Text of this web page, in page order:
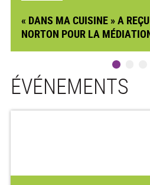
« DANS MA CUISINE » A
NORTON POUR LA
ÉVÉNEMENTS